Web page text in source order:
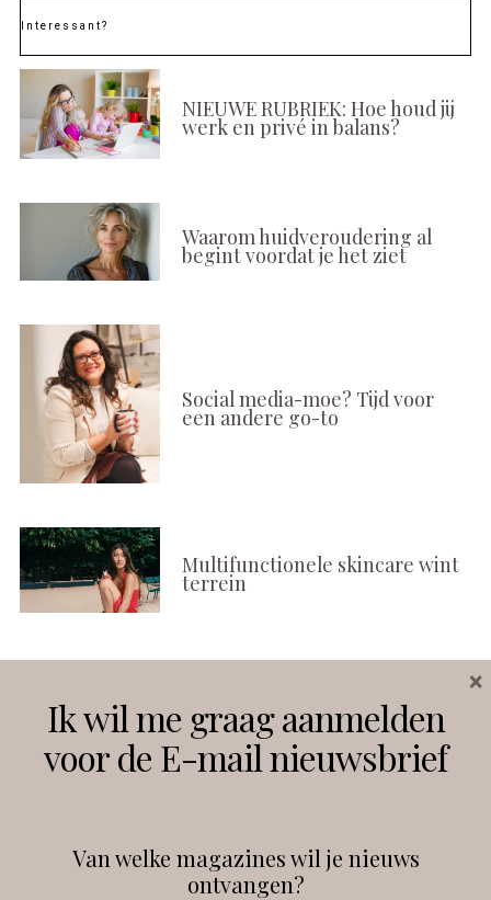
Interessant?
NIEUWE RUBRIEK: Hoe houd jij
werk en privé in balans?
Waarom huidveroudering al
begint voordat je het ziet
Social media-moe? Tijd voor
een andere go-to
Multifunctionele skincare wint
terrein
Instagram Facebook
Ik wil me graag aanmelden
voor de E-mail nieuwsbrief
Van welke magazines wil je nieuws
ontvangen?
×